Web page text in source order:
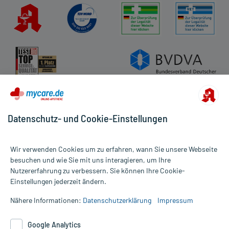
Alle Preise gelten inkl. MwSt., ggf. zzgl. Versandkosten
Informationen auf dieser Website werden ausschließlich für
die Untersuchung und Behandlung durch einen Arzt. Bitte
Therapien eingeleitet werden können. | Diese Webseite benutzt
Datenschutz- und Cookie-Einstellungen
Wir verwenden Cookies um zu erfahren, wann Sie unsere Webseite
besuchen und wie Sie mit uns interagieren, um Ihre
Nutzererfahrung zu verbessern. Sie können Ihre Cookie-
Einstellungen jederzeit ändern.
Nähere Informationen: Datenschutzerklärung Impressum
Google Analytics